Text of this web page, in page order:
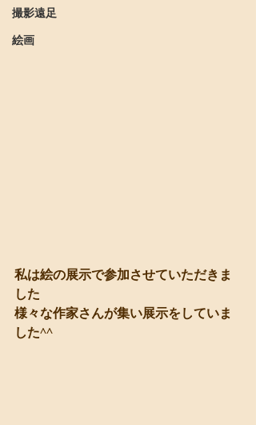
撮影遠足
絵画
私は絵の展示で参加させていただきま
した
様々な作家さんが集い展示をしていま
した^^